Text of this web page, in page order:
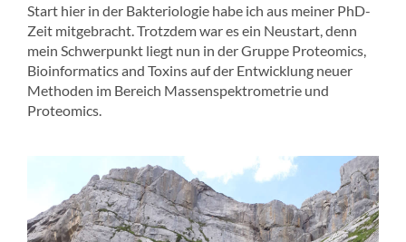
Start hier in der Bakteriologie habe ich aus meiner PhD-
Zeit mitgebracht. Trotzdem war es ein Neustart, denn
mein Schwerpunkt liegt nun in der Gruppe Proteomics,
Bioinformatics and Toxins auf der Entwicklung neuer
Methoden im Bereich Massenspektrometrie und
Proteomics.